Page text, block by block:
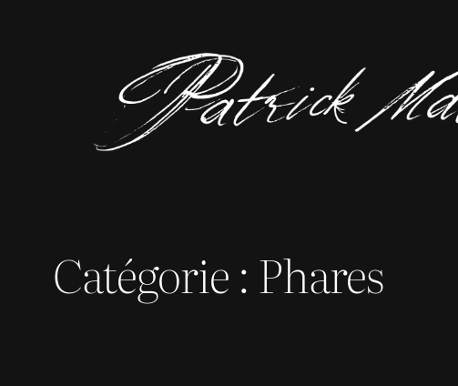
Catégorie :Phares